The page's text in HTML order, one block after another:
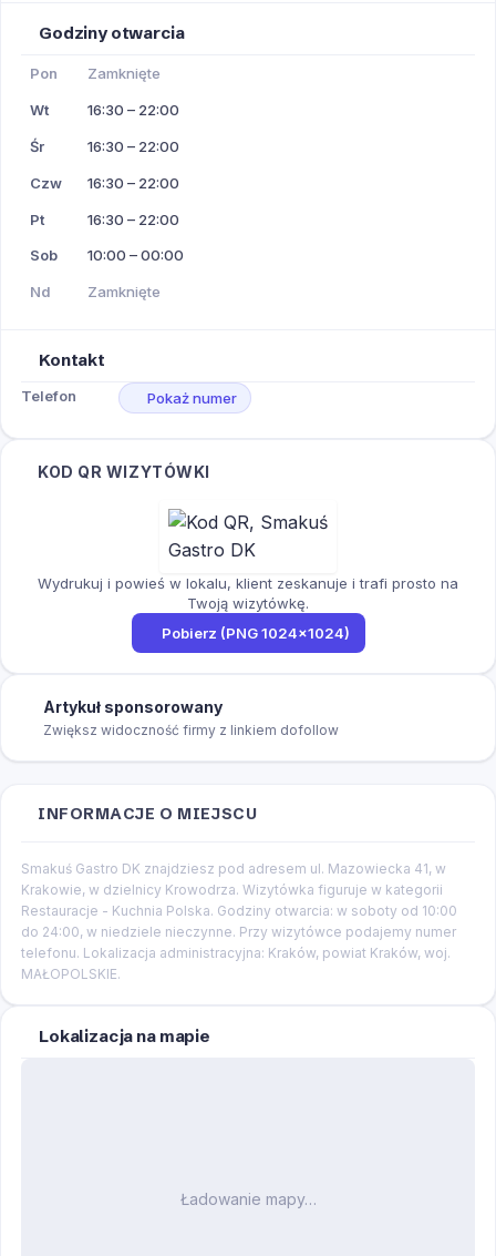
Godziny otwarcia
Pon Zamknięte
Wt 16:30 – 22:00
Śr 16:30 – 22:00
Czw 16:30 – 22:00
Pt 16:30 – 22:00
Sob 10:00 – 00:00
Nd Zamknięte
Kontakt
Telefon Pokaż numer
KOD QR WIZYTÓWKI
Wydrukuj i powieś w lokalu, klient zeskanuje i trafi prosto na
Twoją wizytówkę.
Pobierz (PNG 1024×1024)
Artykuł sponsorowany
Zwiększ widoczność firmy z linkiem dofollow
INFORMACJE O MIEJSCU
Smakuś Gastro DK znajdziesz pod adresem ul. Mazowiecka 41, w
Krakowie, w dzielnicy Krowodrza. Wizytówka figuruje w kategorii
Restauracje - Kuchnia Polska. Godziny otwarcia: w soboty od 10:00
do 24:00, w niedziele nieczynne. Przy wizytówce podajemy numer
telefonu. Lokalizacja administracyjna: Kraków, powiat Kraków, woj.
MAŁOPOLSKIE.
Lokalizacja na mapie
Ładowanie mapy…